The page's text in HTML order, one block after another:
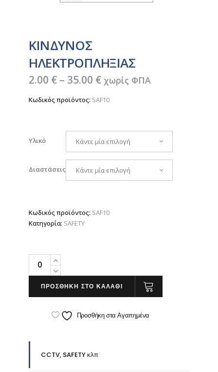
ΚΙΝΔΥΝΟΣ
ΗΛΕΚΤΡΟΠΛΗΞΙΑΣ
2.00 € – 35.00 €Price
2.00 €
35.00 €
χωρίς ΦΠΑ
Κωδικός προϊόντος: SAF10
Υλικό Κάντε μία επιλογή
Διαστάσεις Κάντε μία επιλογή
Κωδικός προϊόντος: SAF10
Κατηγορία: SAFETY
ΚΙΝΔΥΝΟΣ
ΗΛΕΚΤΡΟΠΛΗΞΙΑΣ
quantity
ΠΡΟΣΘΗΚΗ ΣΤΟ ΚΑΛΑΘΙ
Προσθήκη στα Αγαπημένα
CCTV, SAFETY κλπ